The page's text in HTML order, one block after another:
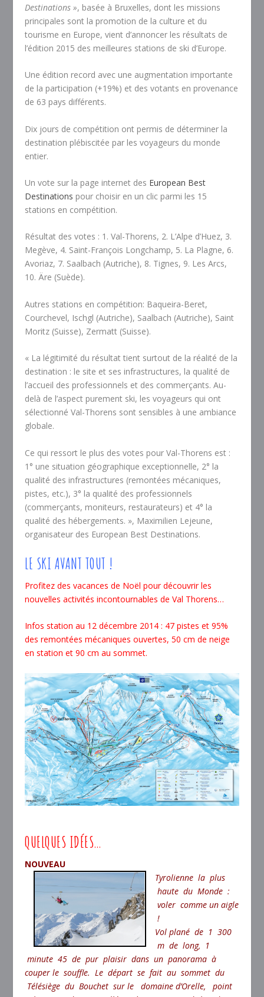
Destinations », basée à Bruxelles, dont les missions
principales sont la promotion de la culture et du
tourisme en Europe, vient d’annoncer les résultats de
l’édition 2015 des meilleures stations de ski d’Europe.
Une édition record avec une augmentation importante
de la participation (+19%) et des votants en provenance
de 63 pays différents.
Dix jours de compétition ont permis de déterminer la
destination plébiscitée par les voyageurs du monde
entier.
Un vote sur la page internet des European Best
Destinations pour choisir en un clic parmi les 15
stations en compétition.
Résultat des votes : 1. Val-Thorens, 2. L’Alpe d’Huez, 3.
Megève, 4. Saint-François Longchamp, 5. La Plagne, 6.
Avoriaz, 7. Saalbach (Autriche), 8. Tignes, 9. Les Arcs,
10. Äre (Suède).
Autres stations en compétition: Baqueira-Beret,
Courchevel, Ischgl (Autriche), Saalbach (Autriche), Saint
Moritz (Suisse), Zermatt (Suisse).
« La légitimité du résultat tient surtout de la réalité de la
destination : le site et ses infrastructures, la qualité de
l’accueil des professionnels et des commerçants. Au-
delà de l’aspect purement ski, les voyageurs qui ont
sélectionné Val-Thorens sont sensibles à une ambiance
globale.
Ce qui ressort le plus des votes pour Val-Thorens est :
1° une situation géographique exceptionnelle, 2° la
qualité des infrastructures (remontées mécaniques,
pistes, etc.), 3° la qualité des professionnels
(commerçants, moniteurs, restaurateurs) et 4° la
qualité des hébergements. », Maximilien Lejeune,
organisateur des European Best Destinations.
LE SKI AVANT TOUT !
Profitez des vacances de Noël pour découvrir les
nouvelles activités incontournables de Val Thorens…
Infos station au 12 décembre 2014 : 47 pistes et 95%
des remontées mécaniques ouvertes, 50 cm de neige
en station et 90 cm au sommet.
QUELQUES IDÉES…
NOUVEAU
Tyrolienne la plus
haute du Monde :
voler comme un aigle
!
Vol plané de 1 300
m de long, 1
minute 45 de pur plaisir dans un panorama à
couper le souffle. Le départ se fait au sommet du
Télésiège du Bouchet sur le domaine d’Orelle, point